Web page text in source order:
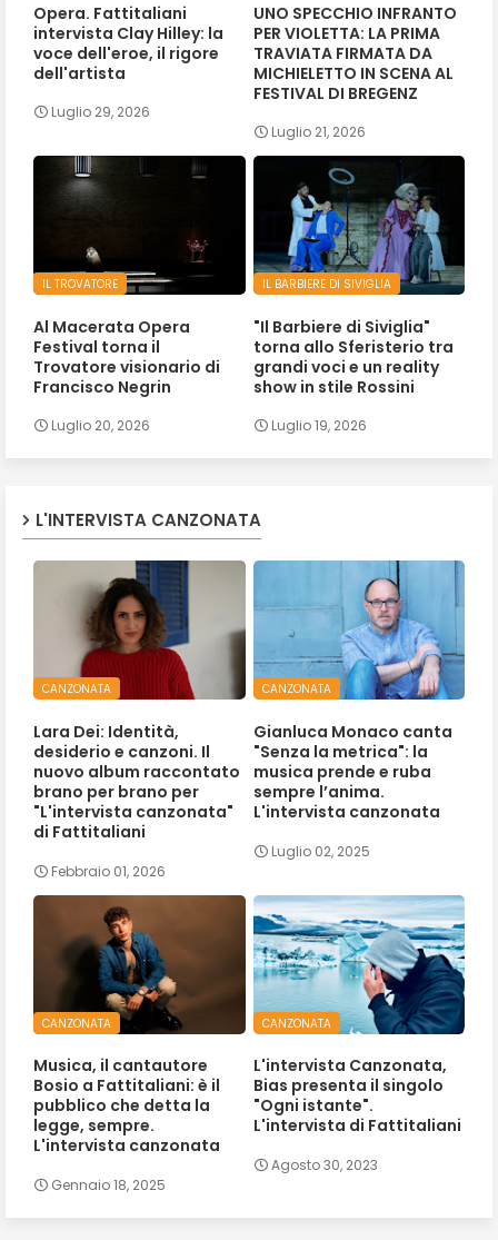
Opera. Fattitaliani
intervista Clay Hilley: la
voce dell'eroe, il rigore
dell'artista
Luglio 29, 2026
UNO SPECCHIO INFRANTO
PER VIOLETTA: LA PRIMA
TRAVIATA FIRMATA DA
MICHIELETTO IN SCENA AL
FESTIVAL DI BREGENZ
Luglio 21, 2026
IL TROVATORE
Al Macerata Opera
Festival torna il
Trovatore visionario di
Francisco Negrin
Luglio 20, 2026
IL BARBIERE DI SIVIGLIA
"Il Barbiere di Siviglia"
torna allo Sferisterio tra
grandi voci e un reality
show in stile Rossini
Luglio 19, 2026
L'INTERVISTA CANZONATA
CANZONATA
Lara Dei: Identità,
desiderio e canzoni. Il
nuovo album raccontato
brano per brano per
"L'intervista canzonata"
di Fattitaliani
Febbraio 01, 2026
CANZONATA
Gianluca Monaco canta
"Senza la metrica": la
musica prende e ruba
sempre l’anima.
L'intervista canzonata
Luglio 02, 2025
CANZONATA
Musica, il cantautore
Bosio a Fattitaliani: è il
pubblico che detta la
legge, sempre.
L'intervista canzonata
Gennaio 18, 2025
CANZONATA
L'intervista Canzonata,
Bias presenta il singolo
"Ogni istante".
L'intervista di Fattitaliani
Agosto 30, 2023